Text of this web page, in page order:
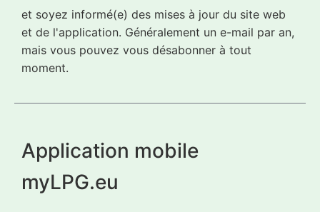
et soyez informé(e) des mises à jour du site web
et de l'application. Généralement un e-mail par an,
mais vous pouvez vous désabonner à tout
moment.
Application mobile
myLPG.eu